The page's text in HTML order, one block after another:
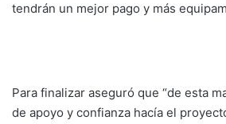
tendrán un mejor pago y más
Para finalizar aseguró que “de esta
de apoyo y confianza hacía el